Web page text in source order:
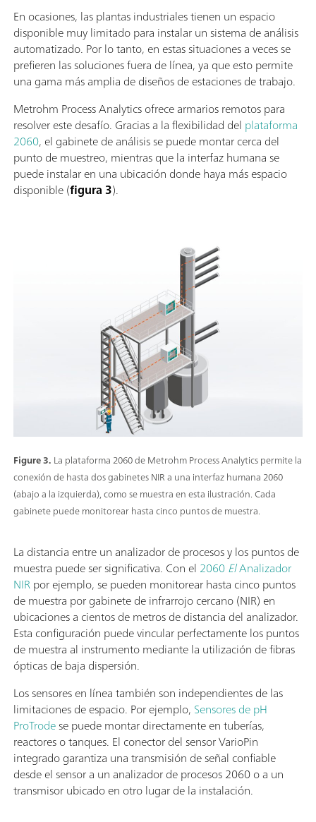
En ocasiones, las plantas industriales tienen un espacio
disponible muy limitado para instalar un sistema de análisis
automatizado. Por lo tanto, en estas situaciones a veces se
prefieren las soluciones fuera de línea, ya que esto permite
una gama más amplia de diseños de estaciones de trabajo.
Metrohm Process Analytics ofrece armarios remotos para
resolver este desafío. Gracias a la flexibilidad del plataforma
2060, el gabinete de análisis se puede montar cerca del
punto de muestreo, mientras que la interfaz humana se
puede instalar en una ubicación donde haya más espacio
disponible (figura 3).
Figure 3. La plataforma 2060 de Metrohm Process Analytics permite la
conexión de hasta dos gabinetes NIR a una interfaz humana 2060
(abajo a la izquierda), como se muestra en esta ilustración. Cada
gabinete puede monitorear hasta cinco puntos de muestra.
La distancia entre un analizador de procesos y los puntos de
muestra puede ser significativa. Con el 2060ElAnalizador
NIRpor ejemplo, se pueden monitorear hasta cinco puntos
de muestra por gabinete de infrarrojo cercano (NIR) en
ubicaciones a cientos de metros de distancia del analizador.
Esta configuración puede vincular perfectamente los puntos
de muestra al instrumento mediante la utilización de fibras
ópticas de baja dispersión.
Los sensores en línea también son independientes de las
limitaciones de espacio. Por ejemplo, Sensores de pH
ProTrodese puede montar directamente en tuberías,
reactores o tanques. El conector del sensor VarioPin
integrado garantiza una transmisión de señal confiable
desde el sensor a un analizador de procesos 2060 o a un
transmisor ubicado en otro lugar de la instalación.